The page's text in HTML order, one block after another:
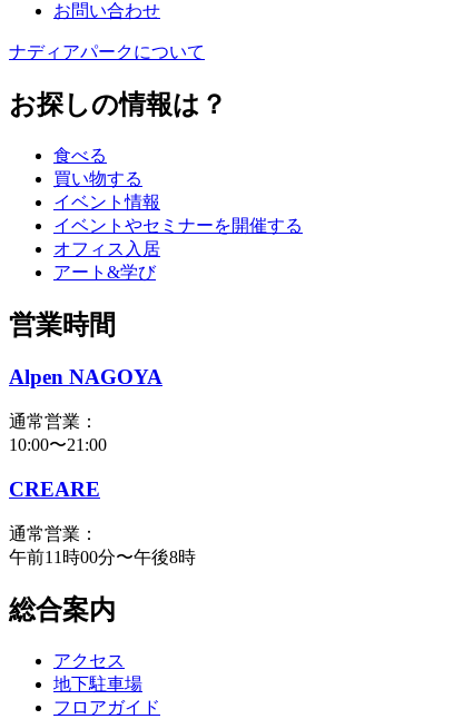
お問い合わせ
ナディアパークについて
お探しの情報は？
食べる
買い物する
イベント情報
イベントやセミナーを開催する
オフィス入居
アート&学び
営業時間
Alpen NAGOYA
通常営業：
10:00〜21:00
CREARE
通常営業：
午前11時00分〜午後8時
総合案内
アクセス
地下駐車場
フロアガイド